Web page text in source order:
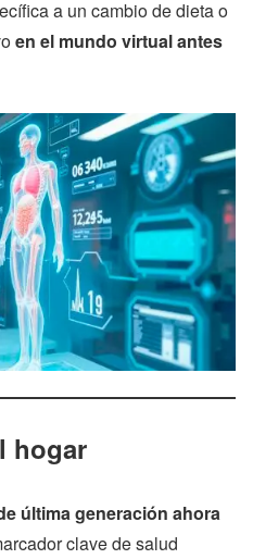
a un cambio de dieta o
en el mundo virtual antes
hogar
última generación ahora
clave de salud